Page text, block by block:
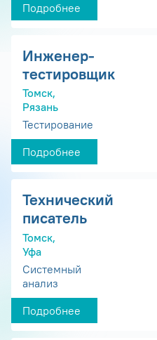
Подробнее
Инженер-
тестировщик
Томск,
Рязань
Тестирование
Подробнее
Технический
писатель
Томск,
Уфа
Системный
анализ
Подробнее